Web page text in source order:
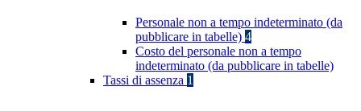
Personale non a tempo indeterminato (da
pubblicare in tabelle) 4
Costo del personale non a tempo
indeterminato (da pubblicare in tabelle)
Tassi di assenza 1